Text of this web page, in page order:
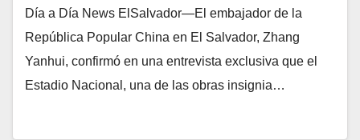
Día a Día News ElSalvador—El embajador de la
República Popular China en El Salvador, Zhang
Yanhui, confirmó en una entrevista exclusiva que el
Estadio Nacional, una de las obras insignia…